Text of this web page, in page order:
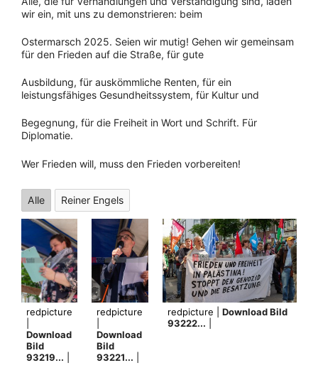
wir ein, mit uns zu demonstrieren: beim
Ostermarsch 2025. Seien wir mutig! Gehen wir gemeinsam
für den Frieden auf die Straße, für gute
Ausbildung, für auskömmliche Renten, für ein
leistungsfähiges Gesundheitssystem, für Kultur und
Begegnung, für die Freiheit in Wort und Schrift. Für
Diplomatie.
Wer Frieden will, muss den Frieden vorbereiten!
Alle Reiner Engels
redpicture
Download
Bild
93219...
redpicture
Download
Bild
93221...
redpicture | Download Bild
93222...